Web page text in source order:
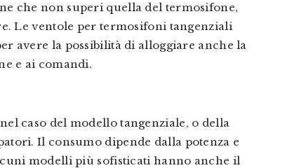
che non superi quella del termosifone,
Le ventole per termosifoni tangenziali
avere la possibilità di alloggiare anche la
e ai comandi.
caso del modello tangenziale, o della
Il consumo dipende dalla potenza e
modelli più sofisticati hanno anche il